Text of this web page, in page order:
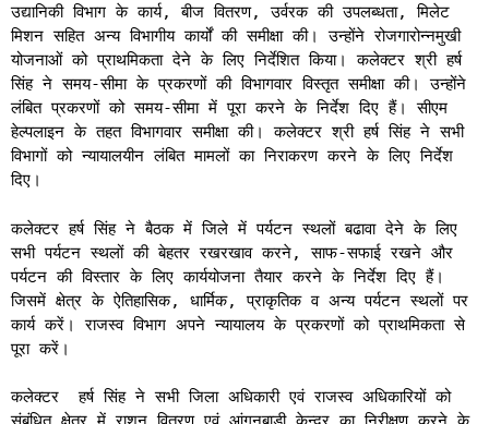
उद्यानिकी विभाग के कार्य, बीज वितरण, उर्वरक की उपलब्धता, मिलेट
मिशन सहित अन्य विभागीय कार्यों की समीक्षा की। उन्होंने रोजगारोन्नमुखी
योजनाओं को प्राथमिकता देने के लिए निर्देशित किया। कलेक्टर श्री हर्ष
सिंह ने समय-सीमा के प्रकरणों की विभागवार विस्तृत समीक्षा की। उन्होंने
लंबित प्रकरणों को समय-सीमा में पूरा करने के निर्देश दिए हैं। सीएम
हेल्पलाइन के तहत विभागवार समीक्षा की। कलेक्टर श्री हर्ष सिंह ने सभी
विभागों को न्यायालयीन लंबित मामलों का निराकरण करने के लिए निर्देश
दिए।
कलेक्टर हर्ष सिंह ने बैठक में जिले में पर्यटन स्थलों बढावा देने के लिए
सभी पर्यटन स्थलों की बेहतर रखरखाव करने, साफ-सफाई रखने और
पर्यटन की विस्तार के लिए कार्ययोजना तैयार करने के निर्देश दिए हैं।
जिसमें क्षेत्र के ऐतिहासिक, धार्मिक, प्राकृतिक व अन्य पर्यटन स्थलों पर
कार्य करें। राजस्व विभाग अपने न्यायालय के प्रकरणों को प्राथमिकता से
पूरा करें।
कलेक्टर हर्ष सिंह ने सभी जिला अधिकारी एवं राजस्व अधिकारियों को